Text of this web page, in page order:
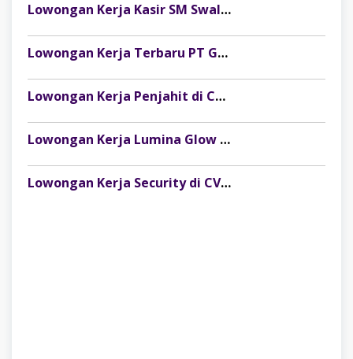
Lowongan Kerja Kasir SM Swalayan Lubuklinggau (SM Group)
Lowongan Kerja Terbaru PT Gelora Citra Kimia Abadi Palembang
Lowongan Kerja Penjahit di CV Dago Bima Perkasa (MRSM Studio) Lubuk Linggau
Lowongan Kerja Lumina Glow Clinic & Salon Palembang Terbaru
Lowongan Kerja Security di CV Indosteel Sumber Berkat Palembang